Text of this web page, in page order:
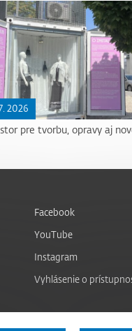
2026
pre tvorbu, opravy aj
Facebook
YouTube
Instagram
Vyhlásenie o